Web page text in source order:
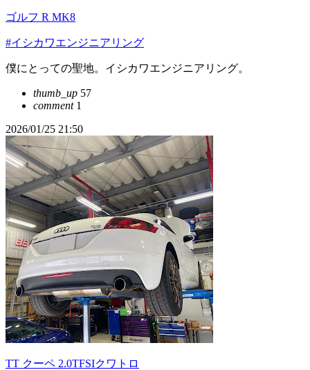
ゴルフ R MK8
#イシカワエンジニアリング
僕にとっての聖地。イシカワエンジニアリング。
thumb_up 57
comment1
2026/01/25 21:50
TT クーペ 2.0TFSIクワトロ